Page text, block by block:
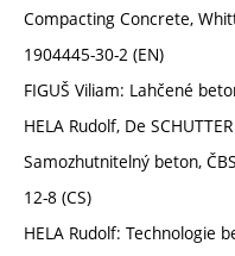
Compacting Concrete,
1904445-30-2 (EN)
FIGUŠ Viliam: Lahčené
HELA Rudolf, De
Samozhutnitelný beton,
12-8 (CS)
HELA Rudolf: Technologie